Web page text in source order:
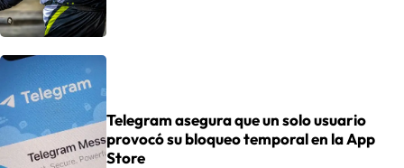
Telegram asegura que un solo usuario
provocó su bloqueo temporal en la App
Store